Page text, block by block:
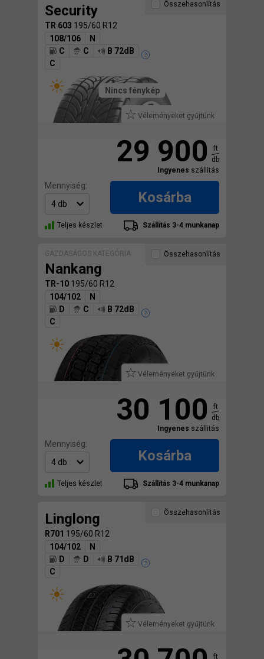
Security
TR 603 195/60 R12
108/106
N
C
C
B 72dB
C
Véleményeket gyűjtünk
Nincs fénykép
Összehasonlítás
29 900
ft
db
Ingyenes szállitás
Mennyiség:
Kosárba
Teljes készlet Szállítás 3-4 munkanap
GAZDASÁGOS KATEGÓRIA
Nankang
TR-10 195/60 R12
104/102
N
D
C
B 72dB
C
Véleményeket gyűjtünk
Összehasonlítás
30 100
ft
db
Ingyenes szállitás
Mennyiség:
Kosárba
Teljes készlet Szállítás 3-4 munkanap
Linglong
R701 195/60 R12
104/102
N
D
D
B 71dB
C
Véleményeket gyűjtünk
Összehasonlítás
ft